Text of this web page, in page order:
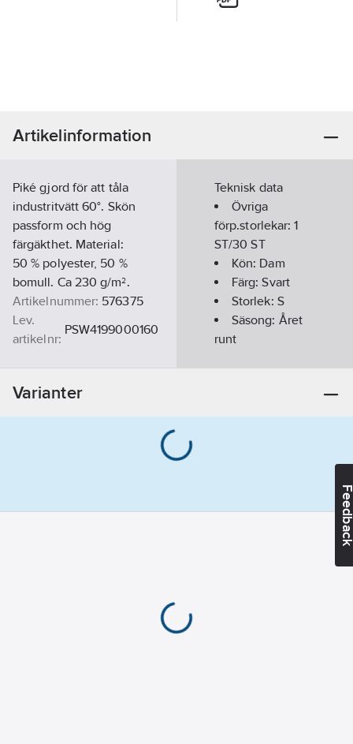
Artikelinformation
Piké gjord för att tåla
industritvätt 60°. Skön
passform och hög
färgäkthet. Material:
50 % polyester, 50 %
bomull. Ca 230 g/m².
Artikelnummer: 576375
Lev.
artikelnr:
PSW4199000160
7340014223426
Materialklass
Teknisk data
Övriga
förp.storlekar:1
ST/30 ST
Kön: Dam
Färg:Svart
Storlek: S
Säsong: Året
runt
Knappkrage/Button
Varianter